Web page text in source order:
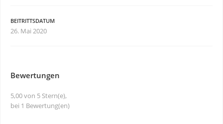
BEITRITTSDATUM
26. Mai 2020
Bewertungen
5,00 von 5 Stern(e),
bei 1 Bewertung(en)